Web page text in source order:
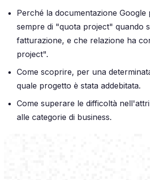
Perché la documentazione Google
sempre di "quota project" quando
fatturazione, e che relazione ha
project".
Come scoprire, per una
quale progetto è stata addebitata.
Come superare le difficoltà
alle categorie di business.